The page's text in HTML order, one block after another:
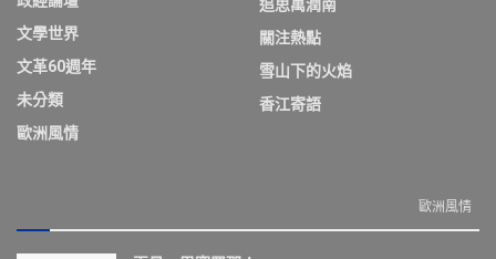
文學世界
文革60週年
未分類
歐洲風情
追思萬潤南
關注熱點
雪山下的火焰
香江寄語
歐洲風情